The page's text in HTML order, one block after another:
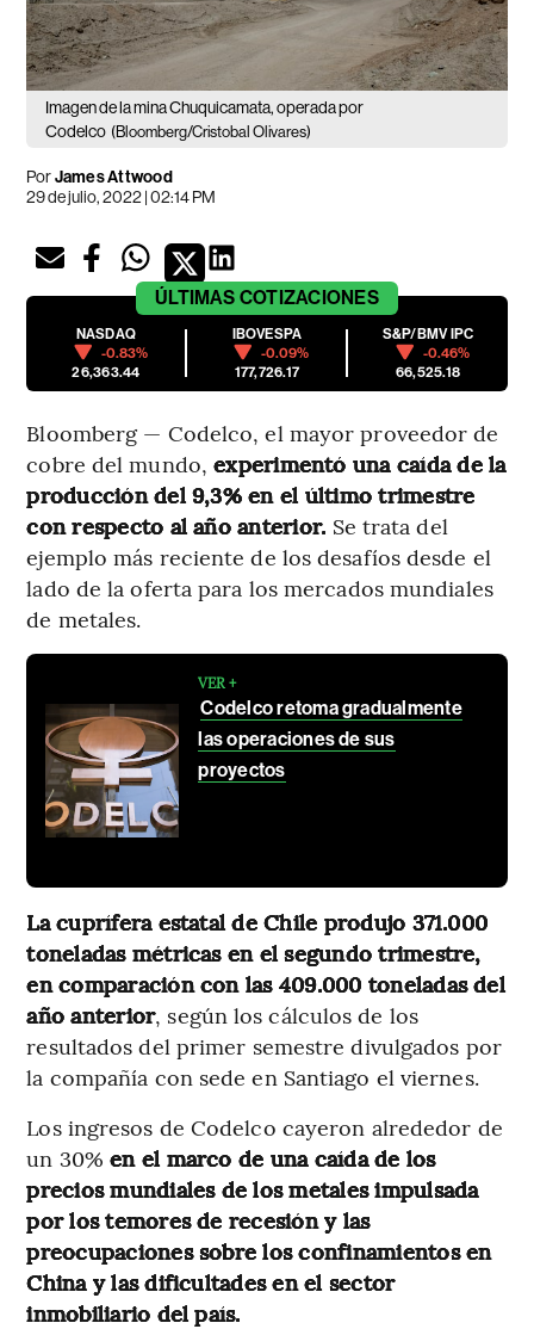
Imagen de la mina Chuquicamata, operada por
Codelco (Bloomberg/Cristobal Olivares)
PorJames Attwood
29 de julio, 2022 | 02:14 PM
ÚLTIMAS COTIZACIONES
NASDAQ
-0.83%
26,363.44
IBOVESPA
-0.09%
177,726.17
S&P/BMV IPC
-0.46%
66,525.18
Bloomberg — Codelco, el mayor proveedor de
cobre del mundo,experimentó una caída de la
producción del 9,3% en el último trimestre
con respecto al año anterior. Se trata del
ejemplo más reciente de los desafíos desde el
lado de la oferta para los mercados mundiales
de metales.
VER +
Codelco retoma gradualmente
las operaciones de sus
proyectos
La cuprífera estatal de Chile produjo 371.000
toneladas métricas en el segundo trimestre,
en comparación con las 409.000 toneladas del
año anterior, según los cálculos de los
resultados del primer semestre divulgados por
la compañía con sede en Santiago el viernes.
Los ingresos de Codelco cayeron alrededor de
un 30%en el marco de una caída de los
precios mundiales de los metales impulsada
por los temores de recesión y las
preocupaciones sobre los confinamientos en
China y las dificultades en el sector
inmobiliario del país.